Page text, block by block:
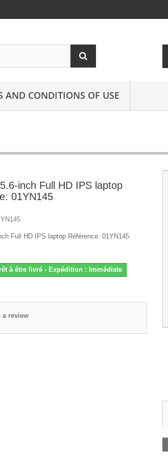
AND CONDITIONS OF USE
inch Full HD IPS laptop
01YN145
Full HD IPS laptop Référence: 01YN145
à être livré - Expédition : Immédiate
a review